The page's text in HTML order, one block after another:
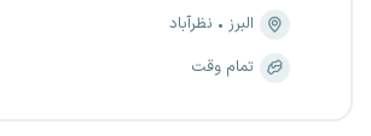
البرز
نظرآباد
تمام وقت